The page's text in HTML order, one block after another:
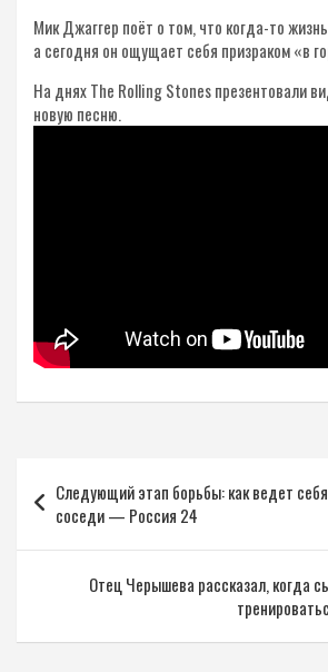
Мик Джаггер поёт о том, что когда-то
а сегодня он ощущает себя призраком «в
На днях The Rolling Stones презентовали
новую песню.
по
записям
Следующий этап борьбы: как ведет
соседи — Россия 24
Отец Черышева рассказал, когда